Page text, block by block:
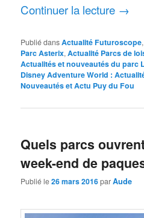
Continuer la lecture →
Publié dansActualité Futuroscope
Parc Asterix,Actualité Parcs de
Actualités et nouveautés du parc
Disney Adventure World :
Nouveautés et Actu Puy du Fou
Quels parcs
week-end de
Publié le26 mars 2016parAude